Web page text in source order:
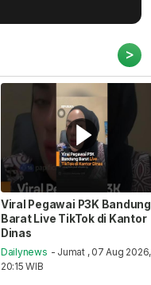
>
Viral Pegawai P3K Bandung
Barat Live TikTok di Kantor
Dinas
Dailynews - Jumat , 07 Aug 2026,
20:15 WIB